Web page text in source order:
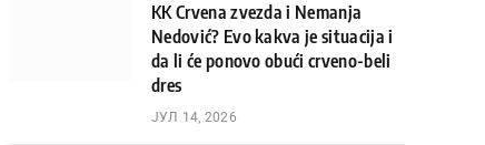
KK Crvena zvezda i Nemanja
Nedović? Evo kakva je situacija i
da li će ponovo obući crveno-beli
dres
ЈУЛ 14, 2026